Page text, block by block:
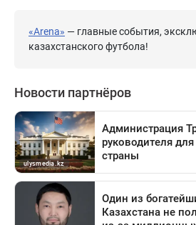
«Arena» — главные события,
казахстанского футбола!